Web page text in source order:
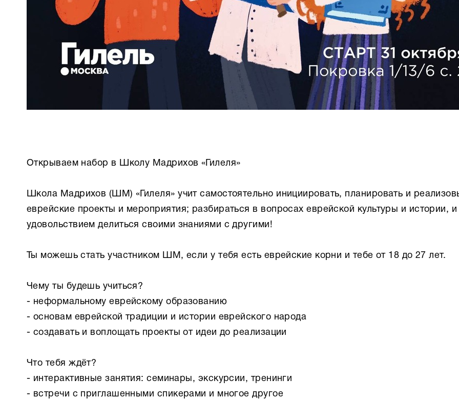
Открываем набор в Школу Мадрихов «Гилеля»
Школа Мадрихов (ШМ) «Гилеля» учит самостоятельно инициировать, планировать и
еврейские проекты и мероприятия; разбираться в вопросах еврейской культуры и истории, и
удовольствием делиться своими знаниями с другими!
Ты можешь стать участником ШМ, если у тебя есть еврейские корни и тебе от 18 до 27 лет.
Чему ты будешь учиться?
- неформальному еврейскому образованию
- основам еврейской традиции и истории еврейского народа
- создавать и воплощать проекты от идеи до реализации
Что тебя ждёт?
- интерактивные занятия: семинары, экскурсии, тренинги
- встречи с приглашенными спикерами и многое другое